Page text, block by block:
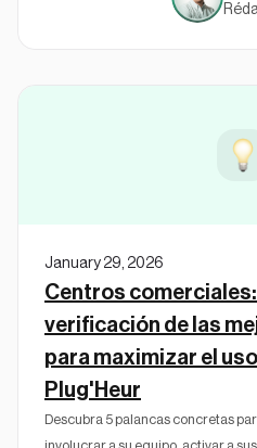
January 29, 2026
Centros
verificación de las
para maximizar el
Plug'Heur
Descubra 5 palancas concretas